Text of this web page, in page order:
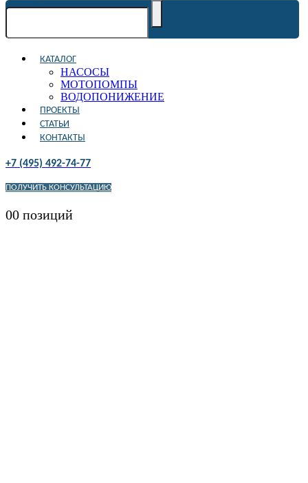
КАТАЛОГ
НАСОСЫ
МОТОПОМПЫ
ВОДОПОНИЖЕНИЕ
ПРОЕКТЫ
СТАТЬИ
КОНТАКТЫ
+7 (495) 492-74-77
ПОЛУЧИТЬ КОНСУЛЬТАЦИЮ
00 позиций